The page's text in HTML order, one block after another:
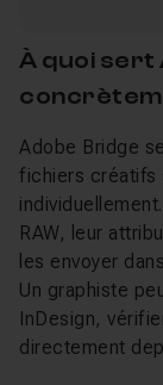
À quoi sert
Adobe Bridge
fichiers créatifs
RAW, leur
les envoyer
Un graphiste
InDesign,
directement